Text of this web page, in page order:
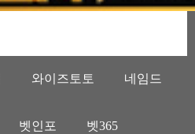
와이즈토토 네임드
벳인포 벳365